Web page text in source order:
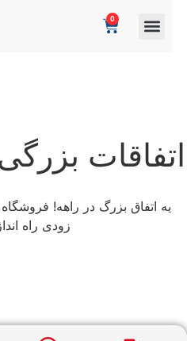
یه اتفاق بزرگ در راهه!
زودی راه